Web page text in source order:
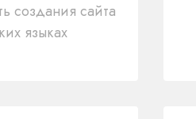
создания сайта
языках